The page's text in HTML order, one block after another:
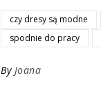
czy dresy są modne
spodnie do pracy
By Joana